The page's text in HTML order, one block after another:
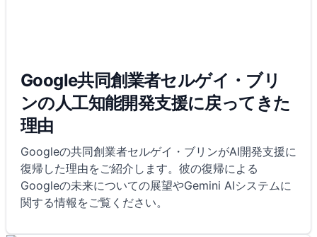
Google共同創業者セルゲイ・ブリ
ンの人工知能開発支援に戻ってきた
理由
Googleの共同創業者セルゲイ・ブリンがAI開発支援に
復帰した理由をご紹介します。彼の復帰による
Googleの未来についての展望やGemini AIシステムに
関する情報をご覧ください。